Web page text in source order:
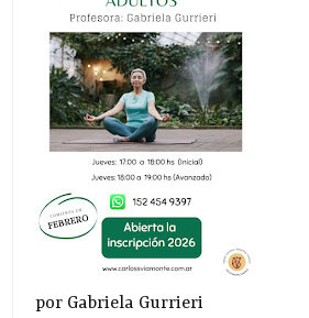
por Gabriela Gurrieri